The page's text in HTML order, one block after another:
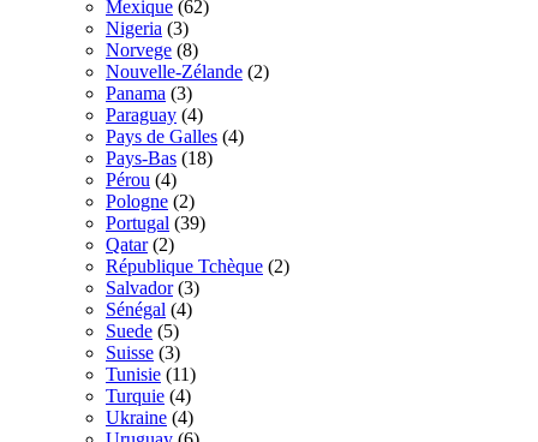
Mexique (62)
Nigeria (3)
Norvege (8)
Nouvelle-Zélande (2)
Panama (3)
Paraguay (4)
Pays de Galles (4)
Pays-Bas (18)
Pérou (4)
Pologne (2)
Portugal (39)
Qatar (2)
République Tchèque (2)
Salvador (3)
Sénégal (4)
Suede (5)
Suisse (3)
Tunisie (11)
Turquie (4)
Ukraine (4)